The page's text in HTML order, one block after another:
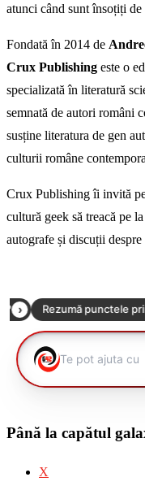
atunci când sunt însoțiți de
Fondată în 2014 de
Crux Publishing este o
specializată în literatură
semnată de autori români
susține literatura de gen
culturii române
Crux Publishing îi invită
cultură geek să treacă pe
autografe și discuții
Până la capătul
X